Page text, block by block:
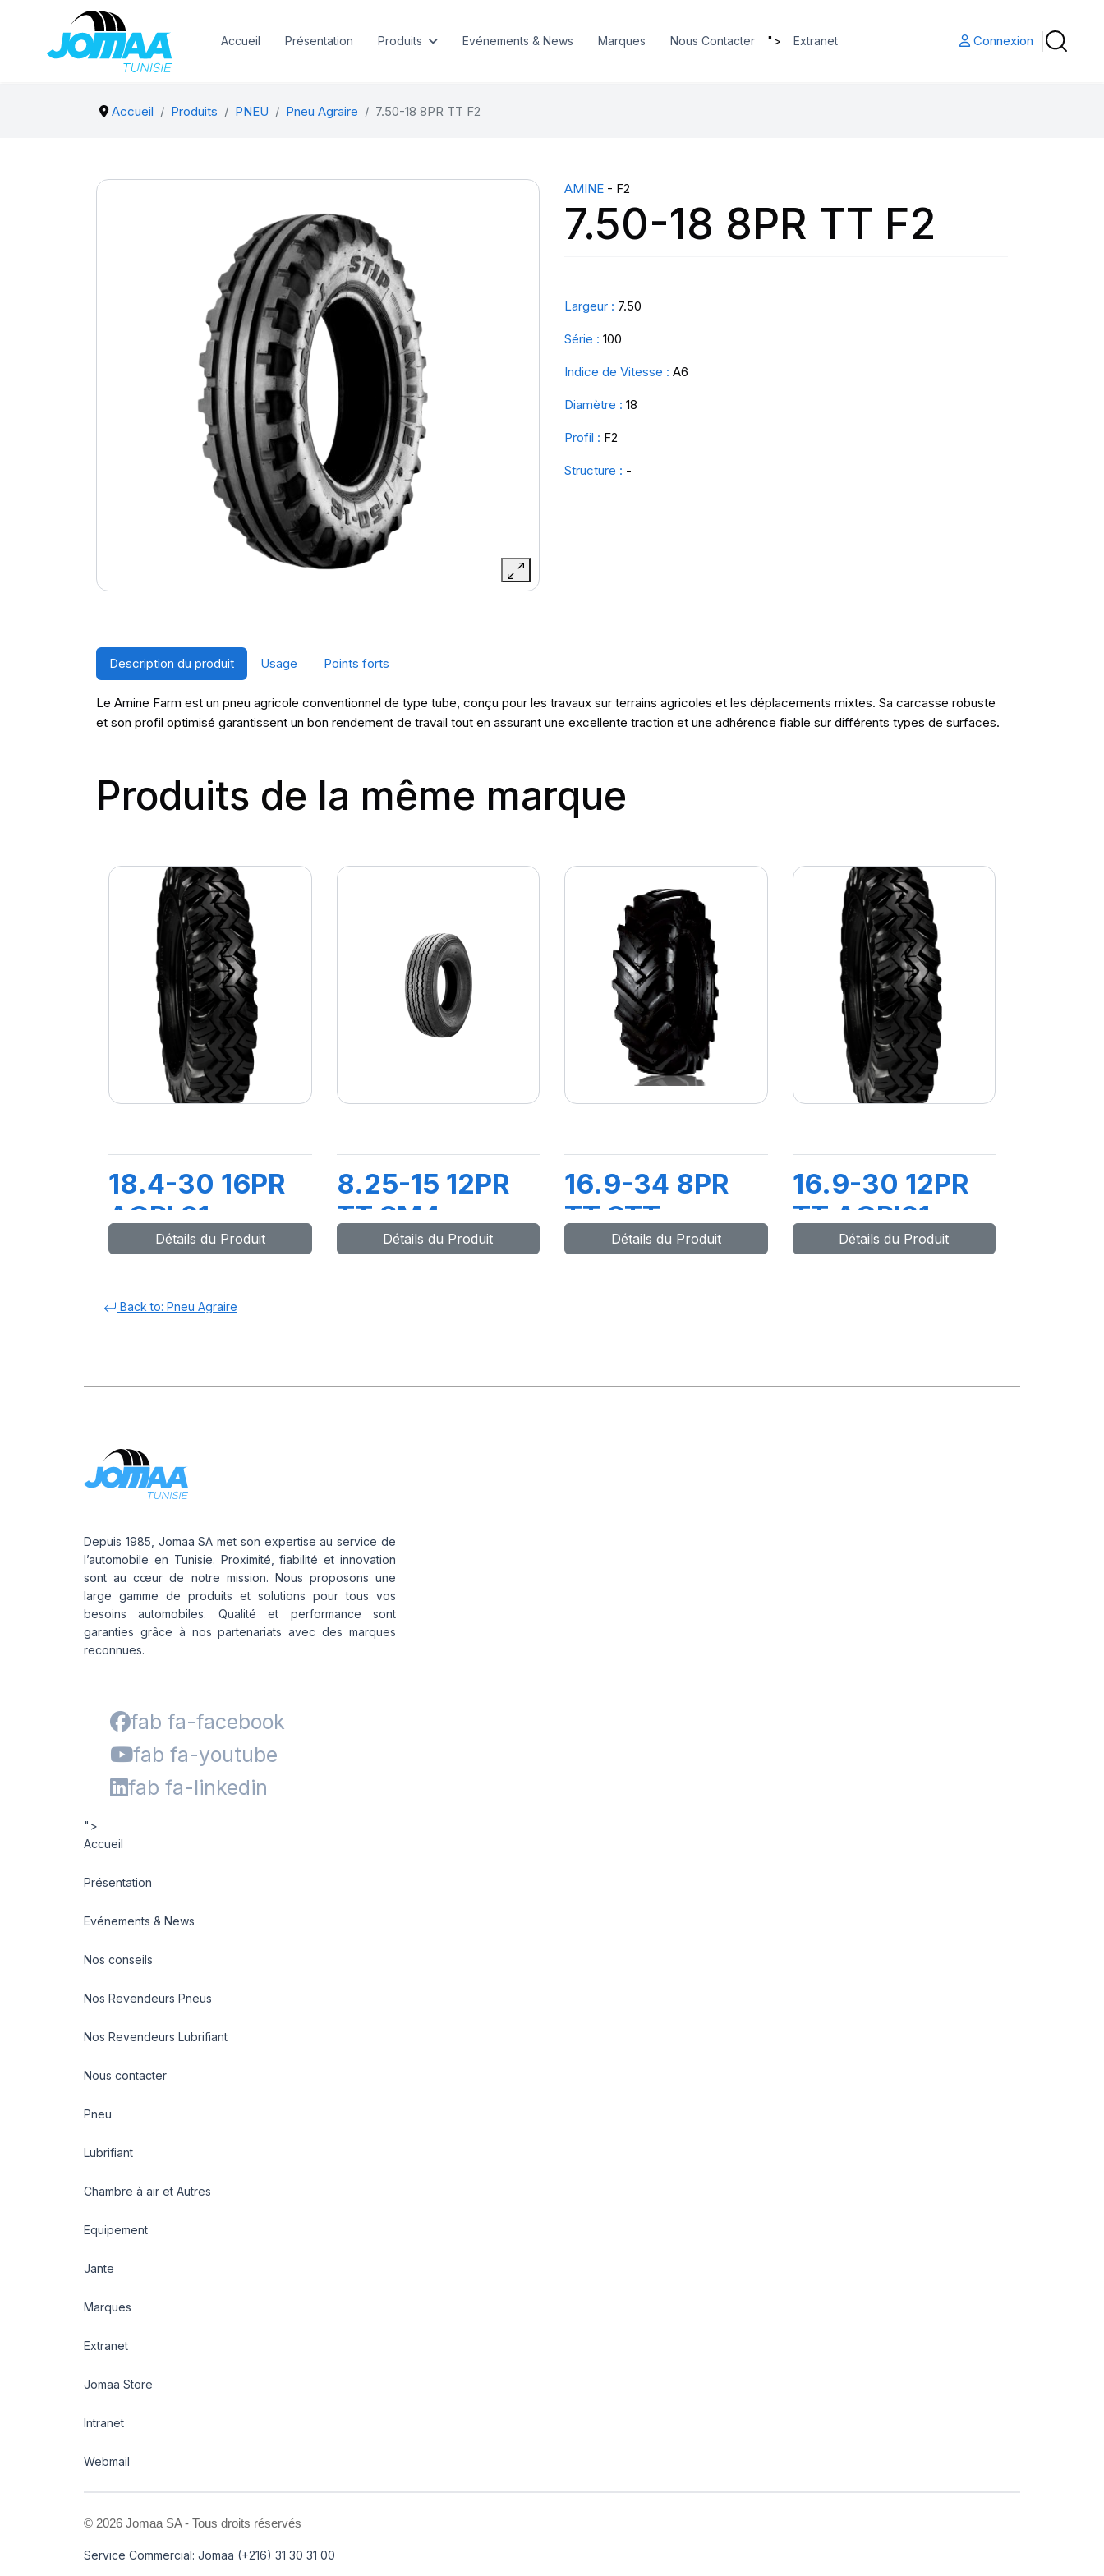
Accueil Présentation Produits Evénements & News Marques Nous Contacter "> Extranet Connexion
Accueil Produits PNEU Pneu Agraire 7.50-18 8PR TT F2
AMINE - F2
7.50-18 8PR TT F2
Largeur : 7.50
Série : 100
Indice de Vitesse : A6
Diamètre : 18
Profil : F2
Structure : -
Description du produit Usage Points forts
Le Amine Farm est un pneu agricole conventionnel de type tube, conçu pour les travaux sur terrains agricoles et les déplacements mixtes. Sa carcasse robuste
et son profil optimisé garantissent un bon rendement de travail tout en assurant une excellente traction et une adhérence fiable sur différents types de surfaces.
Produits de la même marque
18.4-30 16PR
AGRI 21
Détails du Produit
8.25-15 12PR
TT SM4
Détails du Produit
16.9-34 8PR
TT STT
Détails du Produit
16.9-30 12PR
TT AGRI21
Détails du Produit
Back to: Pneu Agraire
Depuis 1985, Jomaa SA met son expertise au service de
l’automobile en Tunisie. Proximité, fiabilité et innovation
sont au cœur de notre mission. Nous proposons une
large gamme de produits et solutions pour tous vos
besoins automobiles. Qualité et performance sont
garanties grâce à nos partenariats avec des marques
reconnues.
fab fa-facebook
fab fa-youtube
fab fa-linkedin
">
Accueil
Présentation
Evénements & News
Nos conseils
Nos Revendeurs Pneus
Nos Revendeurs Lubrifiant
Nous contacter
Pneu
Lubrifiant
Chambre à air et Autres
Equipement
Jante
Marques
Extranet
Jomaa Store
Intranet
Webmail
© 2026 Jomaa SA - Tous droits réservés
Service Commercial: Jomaa (+216) 31 30 31 00